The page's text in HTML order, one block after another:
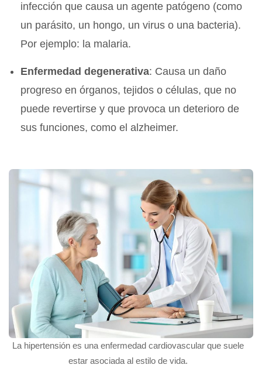
infección que causa un agente patógeno (como
un parásito, un hongo, un virus o una bacteria).
Por ejemplo: la malaria.
Enfermedad degenerativa: Causa un daño
progreso en órganos, tejidos o células, que no
puede revertirse y que provoca un deterioro de
sus funciones, como el alzheimer.
La hipertensión es una enfermedad cardiovascular que suele
estar asociada al estilo de vida.